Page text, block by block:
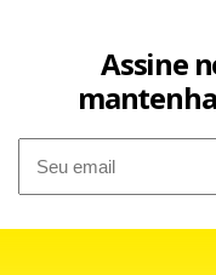
Assine